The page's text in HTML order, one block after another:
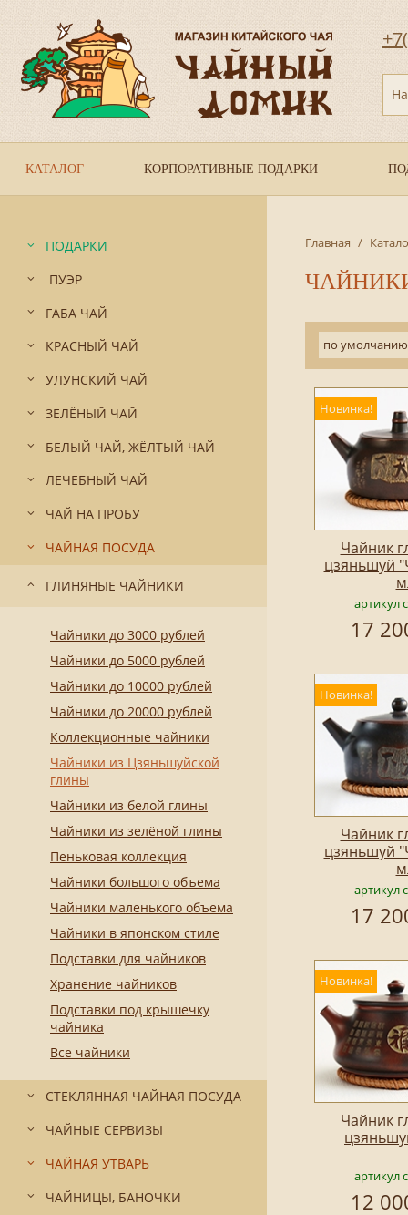
КАТАЛОГ КОРПОРАТИВНЫЕ ПОДАРКИ
ПОДАРКИ
ПУЭР
ГАБА ЧАЙ
КРАСНЫЙ ЧАЙ
УЛУНСКИЙ ЧАЙ
ЗЕЛЁНЫЙ ЧАЙ
БЕЛЫЙ ЧАЙ, ЖЁЛТЫЙ ЧАЙ
ЛЕЧЕБНЫЙ ЧАЙ
ЧАЙ НА ПРОБУ
ЧАЙНАЯ ПОСУДА
ГЛИНЯНЫЕ ЧАЙНИКИ
Чайники до 3000 рублей
Чайники до 5000 рублей
Чайники до 10000 рублей
Чайники до 20000 рублей
Коллекционные чайники
Чайники из Цзяньшуйской
глины
Чайники из белой глины
Чайники из зелёной глины
Пеньковая коллекция
Чайники большого объема
Чайники маленького объема
Чайники в японском стиле
Подставки для чайников
Хранение чайников
Подставки под крышечку
чайника
Все чайники
СТЕКЛЯННАЯ ЧАЙНАЯ ПОСУДА
ЧАЙНЫЕ СЕРВИЗЫ
ЧАЙНАЯ УТВАРЬ
ЧАЙНИЦЫ, БАНОЧКИ
Главная /
по умолчанию
Новинка!
Чайник
цзяньшуй
артикул
17
Новинка!
Чайник
цзяньшуй
артикул
17
Новинка!
Чайник
артикул
12